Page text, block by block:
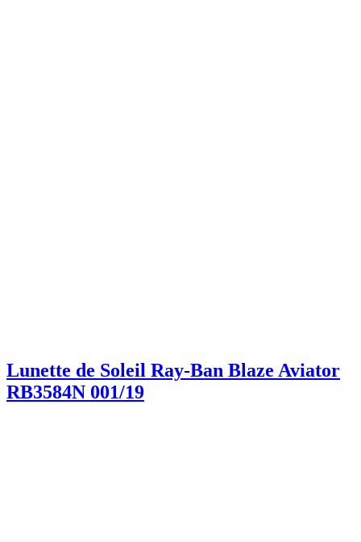
Lunette de Soleil Ray-Ban Blaze Aviator
RB3584N 001/19